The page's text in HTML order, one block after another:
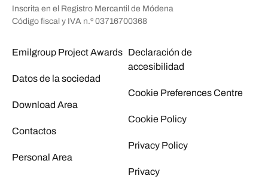
Inscrita en el Registro Mercantil de Módena
Código fiscal y IVA n.º 03716700368
Emilgroup Project Awards
Datos de la sociedad
Download Area
Contactos
Personal Area
Declaración de
accesibilidad
Cookie Preferences Centre
Cookie Policy
Privacy Policy
Privacy